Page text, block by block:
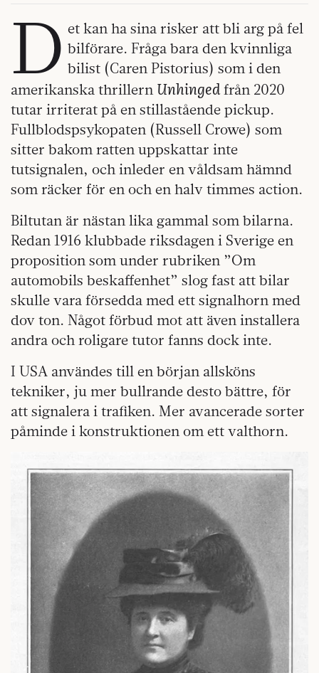
D et kan ha sina risker att bli arg på fel
bilförare. Fråga bara den kvinnliga
bilist (Caren Pistorius) som i den
amerikanska thrillern Unhingedfrån 2020
tutar irriterat på en stillastående pickup.
Fullblodspsykopaten (Russell Crowe) som
sitter bakom ratten uppskattar inte
tutsignalen, och inleder en våldsam hämnd
som räcker för en och en halv timmes action.
Biltutan är nästan lika gammal som bilarna.
Redan 1916 klubbade riksdagen i Sverige en
proposition som under rubriken ”Om
automobils beskaffenhet” slog fast att bilar
skulle vara försedda med ett signalhorn med
dov ton. Något förbud mot att även installera
andra och roligare tutor fanns dock inte.
I USA användes till en början allsköns
tekniker, ju mer bullrande desto bättre, för
att signalera i trafiken. Mer avancerade sorter
påminde i konstruktionen om ett valthorn.